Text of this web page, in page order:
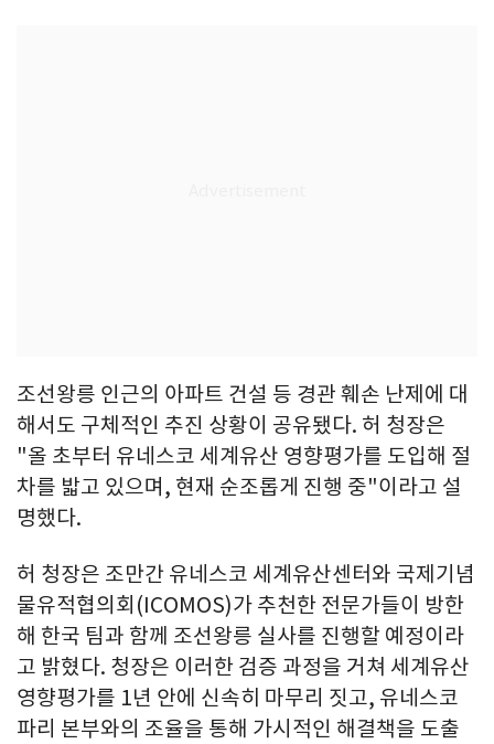
조선왕릉 인근의 아파트 건설 등 경관 훼손 난제에 대
해서도 구체적인 추진 상황이 공유됐다. 허 청장은
"올 초부터 유네스코 세계유산 영향평가를 도입해 절
차를 밟고 있으며, 현재 순조롭게 진행 중"이라고 설
명했다.
허 청장은 조만간 유네스코 세계유산센터와 국제기념
물유적협의회(ICOMOS)가 추천한 전문가들이 방한
해 한국 팀과 함께 조선왕릉 실사를 진행할 예정이라
고 밝혔다. 청장은 이러한 검증 과정을 거쳐 세계유산
영향평가를 1년 안에 신속히 마무리 짓고, 유네스코
파리 본부와의 조율을 통해 가시적인 해결책을 도출